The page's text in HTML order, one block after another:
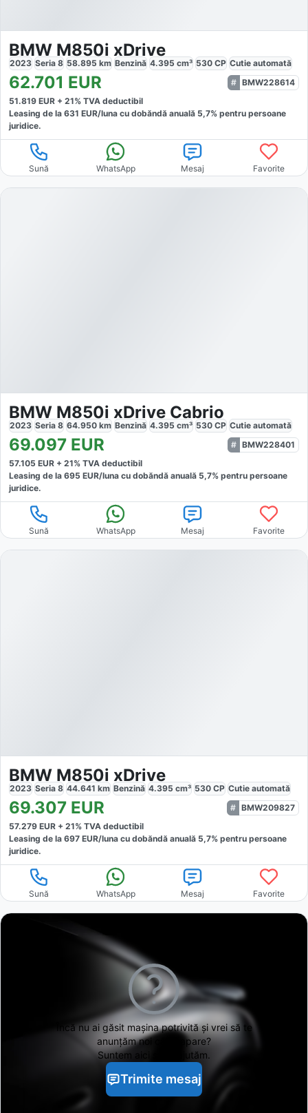
BMW M850i xDrive
2023 Seria 8 58.895 km Benzină 4.395 cm³ 530 CP Cutie automată
62.701 EUR
BMW228614
51.819 EUR + 21% TVA deductibil
Leasing de la 631 EUR/luna cu dobăndă anuală 5,7% pentru persoane
juridice.
Sună WhatsApp Mesaj Favorite
BMW M850i xDrive Cabrio
2023 Seria 8 64.950 km Benzină 4.395 cm³ 530 CP Cutie automată
69.097 EUR
BMW228401
57.105 EUR + 21% TVA deductibil
Leasing de la 695 EUR/luna cu dobăndă anuală 5,7% pentru persoane
juridice.
Sună WhatsApp Mesaj Favorite
BMW M850i xDrive
2023 Seria 8 44.641 km Benzină 4.395 cm³ 530 CP Cutie automată
69.307 EUR
BMW209827
57.279 EUR + 21% TVA deductibil
Leasing de la 697 EUR/luna cu dobăndă anuală 5,7% pentru persoane
juridice.
Sună WhatsApp Mesaj Favorite
Încă nu ai găsitmașina potrivită și vrei să te
anunțăm noi când apare?
Suntem aici să te ajutăm.
Trimite mesaj